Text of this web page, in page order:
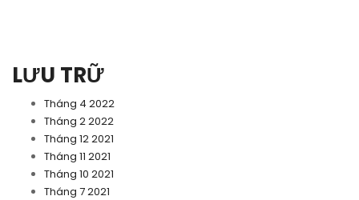
LƯU TRỮ
Tháng 4 2022
Tháng 2 2022
Tháng 12 2021
Tháng 11 2021
Tháng 10 2021
Tháng 7 2021